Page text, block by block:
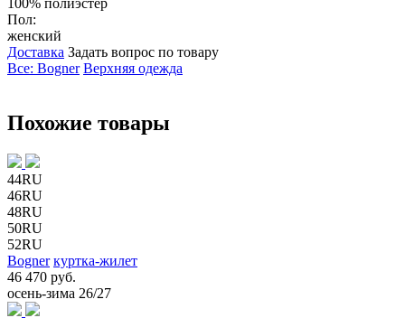
Пол:
женский
Доставка Задать вопрос по товару
Все: Bogner Верхняя одежда
Похожие товары
44RU
46RU
48RU
50RU
52RU
Bogner куртка-жилет
46 470 руб.
осень-зима 26/27